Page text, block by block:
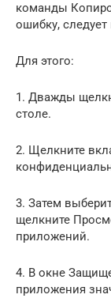
команды
ошибку,
Для этого:
1. Дважды
столе.
2. Щелкните
3. Затем
щелкните
приложений.
4. В окне
приложения